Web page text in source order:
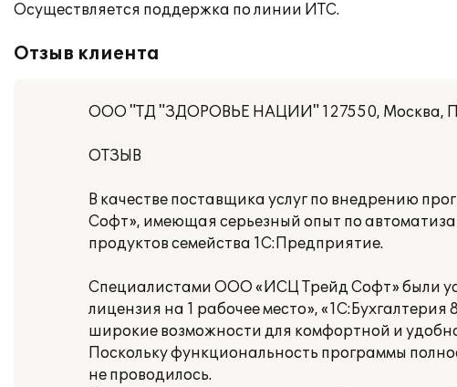
Осуществляется поддержка по линии ИТС.
Отзыв клиента
ООО "ТД "ЗДОРОВЬЕ НАЦИИ" 127550, Москва,
ОТЗЫВ
В качестве поставщика услуг по внедрению
Софт», имеющая серьезный опыт по
продуктов семейства 1С:Предприятие.
Специалистами ООО «ИСЦ Трейд Софт» были
лицензия на 1 рабочее место»,
широкие возможности для комфортной и
Поскольку функциональность программы
не проводилось.